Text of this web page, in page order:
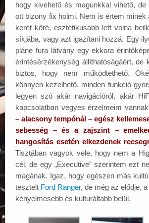
hogy kivehető és magunkkal vihető,
ott bizony fix holmi. Nem is értem minek
keret köré, esztétikusabb lett volna
síkjába, vagy azt igazítani hozzá. Egy
pláne fura látvány egy ekkora
érintésérzékenység állíthatóságáért, de
biztos, hogy nem működtethető.
könnyen kezelhető, minden funkció
legyen szó akár navigációról, akár
kapcsolatban vegyes érzelmeim
– alacsony tempónál – egész
sebesség – és a zajszint –
hangosítás esetén elkezdenek
Tisztában vagyok vele, hogy nem a
cél, de egy „Executive” szerintem ezt
magának. Igaz, hogy egészen más
tesztelt Ford Ranger, de még az elődje,
kényelmesebb és kulturáltabb belül.